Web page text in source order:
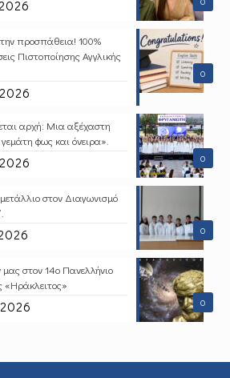
0
προσπάθεια! 100%
Πιστοποίησης Αγγλικής
0
αρχή: Μια αξέχαστη
φως και όνειρα».
0
στον Διαγωνισμό
0
στον 14ο Πανελλήνιο
«Ηράκλειτος»